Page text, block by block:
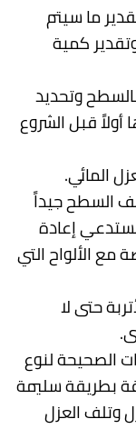
ما سيتم
كمية
وتحديد
قبل الشروع
المائي.
السطح جيداً
إعادة
مع الألواح التي
حتى لا
الصحيحة لنوع
بطريقة سليمة
وتلف العزل